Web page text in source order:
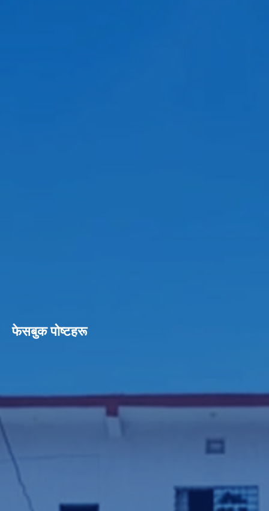
फेसबुक पाेष्टहरू